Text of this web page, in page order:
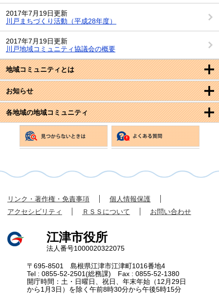
地域コミュニティとは
お知らせ
各地域の地域コミュニティ
2017年7月19日更新
川戸まちづくり活動（平成28年度）
2017年7月19日更新
川戸地域コミュニティ協議会の概要
リンク・著作権・免責事項
個人情報保護
アクセシビリティ
ＲＳＳについて お問い合わせ
江津市役所
法人番号1000020322075
〒695-8501 島根県江津市江津町1016番地4
Tel : 0855-52-2501(総務課) Fax : 0855-52-1380
開庁時間：土・日曜日、祝日、年末年始（12月29日
から1月3日）を除く午前8時30分から午後5時15分